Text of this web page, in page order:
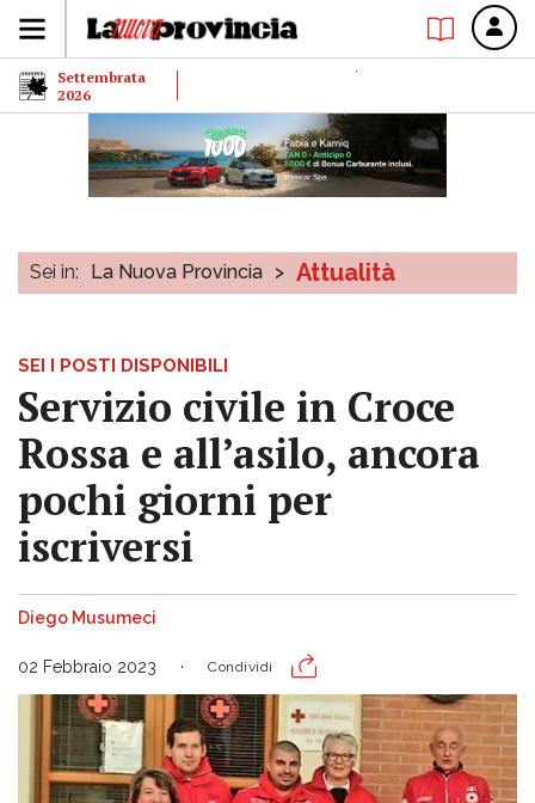
Settembrata
2026
Sei in: La Nuova Provincia > Attualità
SEI I POSTI DISPONIBILI
Servizio civile in Croce
Rossa e all’asilo, ancora
pochi giorni per
iscriversi
Diego Musumeci
02 Febbraio 2023 Condividi